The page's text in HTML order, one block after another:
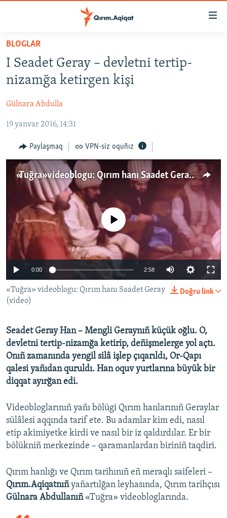
Esas
qaytmaq
Baş
navigatsiyağa
qaytmaq
qaytmaq
HABERLER
İQTİSADİYAT
CEMİYET
MEDENİYET
İNSAN AQLARI
VİDEO
SÜRET
BLOGLAR
FİKİR
Русский
Українською
QOŞULIÑIZ!
RFE/RS bütün saytları
BLOGLAR
I Seadet Geray – devletni tertip-
nizamğa ketirgen kişi
Gülnara Abdulla
19 yanvar 2016, 14:31
Paylaşmaq VPN-siz oquñız
«Tuğra» videoblogu: Qırım hanı Saadet Geray (video)
No media source currently available
0:00 2:58
Doğru link
«Tuğra» videoblogu: Qırım hanı Saadet Geray
(video)
Seadet Geray Han – Mengli Geraynıñ küçük oğlu. O,
devletni tertip-nizamğa ketirip, deñişmelerge yol açtı.
Onıñ zamanında yengil silâ işlep çıqarıldı, Or-Qapı
qalesi yañıdan quruldı. Han oquv yurtlarına büyük bir
diqqat ayırğan edi.
Videobloglarınıñ yañı bölügi Qırım hanlarınıñ Geraylar
sülâlesi aqqında tarif ete. Bu adamlar kim edi, nasıl
etip akimiyetke kirdi ve nasıl bir iz qaldırdılar. Er bir
bölükniñ merkezinde – qaramanlardan biriniñ taqdiri.
Qırım hanlığı ve Qırım tarihınıñ eñ meraqlı saifeleri –
Qırım.Aqiqatnıñyañartılğan leyhasında, Qırım tarihçısı
Gülnara Abdullanıñ«Tuğra» videobloglarında.